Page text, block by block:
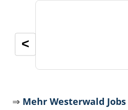
<
⇒ Mehr Westerwald